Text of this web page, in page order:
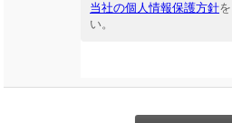
当社の個人情報保護方針
い。